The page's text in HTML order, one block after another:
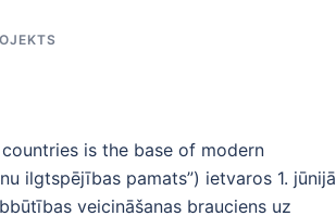
is the base of modern
ilgtspējības pamats”) ietvaros 1. jūnijā
veicināšanas brauciens uz